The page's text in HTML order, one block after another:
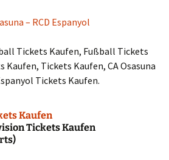
– RCD Espanyol
Tickets Kaufen, Fußball Tickets
Kaufen, Tickets Kaufen, CA Osasuna
Tickets Kaufen.
Kaufen
Tickets Kaufen